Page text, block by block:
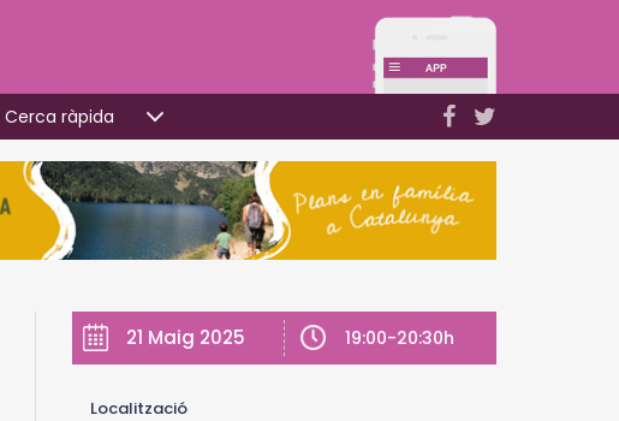
Cerca ràpida
21 Maig 2025 19:00-20:30h
Localització